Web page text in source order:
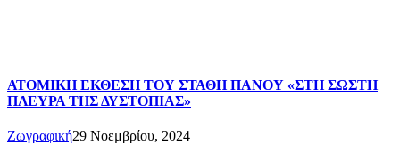
ΑΤΟΜΙΚΗ ΕΚΘΕΣΗ ΤΟΥ ΣΤΑΘΗ ΠΑΝΟΥ «ΣΤΗ ΣΩΣΤΗ
ΠΛΕΥΡΑ ΤΗΣ ΔΥΣΤΟΠΙΑΣ»
Ζωγραφική29 Νοεμβρίου, 2024